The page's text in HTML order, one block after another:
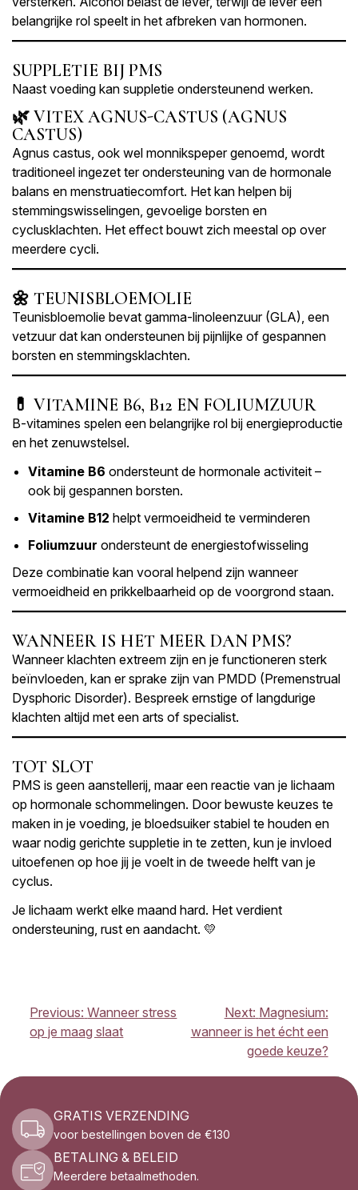
belangrijke rol speelt in het afbreken van hormonen.
SUPPLETIE BIJ PMS
Naast voeding kan suppletie ondersteunend werken.
🌿 VITEX AGNUS-CASTUS (AGNUS
CASTUS)
Agnus castus, ook wel monnikspeper genoemd, wordt
traditioneel ingezet ter ondersteuning van de hormonale
balans en menstruatiecomfort. Het kan helpen bij
stemmingswisselingen, gevoelige borsten en
cyclusklachten. Het effect bouwt zich meestal op over
meerdere cycli.
🌼 TEUNISBLOEMOLIE
Teunisbloemolie bevat gamma-linoleenzuur (GLA), een
vetzuur dat kan ondersteunen bij pijnlijke of gespannen
borsten en stemmingsklachten.
💊 VITAMINE B6, B12 EN FOLIUMZUUR
B-vitamines spelen een belangrijke rol bij energieproductie
en het zenuwstelsel.
Vitamine B6 ondersteunt de hormonale activiteit –
ook bij gespannen borsten.
Vitamine B12 helpt vermoeidheid te verminderen
Foliumzuur ondersteunt de energiestofwisseling
Deze combinatie kan vooral helpend zijn wanneer
vermoeidheid en prikkelbaarheid op de voorgrond staan.
WANNEER IS HET MEER DAN PMS?
Wanneer klachten extreem zijn en je functioneren sterk
beïnvloeden, kan er sprake zijn van PMDD (Premenstrual
Dysphoric Disorder). Bespreek ernstige of langdurige
klachten altijd met een arts of specialist.
TOT SLOT
PMS is geen aanstellerij, maar een reactie van je lichaam
op hormonale schommelingen. Door bewuste keuzes te
maken in je voeding, je bloedsuiker stabiel te houden en
waar nodig gerichte suppletie in te zetten, kun je invloed
uitoefenen op hoe jij je voelt in de tweede helft van je
cyclus.
Je lichaam werkt elke maand hard. Het verdient
ondersteuning, rust en aandacht. 💛
BERICHT
NAVIGATIE
Previous: Wanneer stress
op je maag slaat
Next: Magnesium:
wanneer is het écht een
goede keuze?
GRATIS VERZENDING
voor bestellingen boven de €130
BETALING & BELEID
Meerdere betaalmethoden.